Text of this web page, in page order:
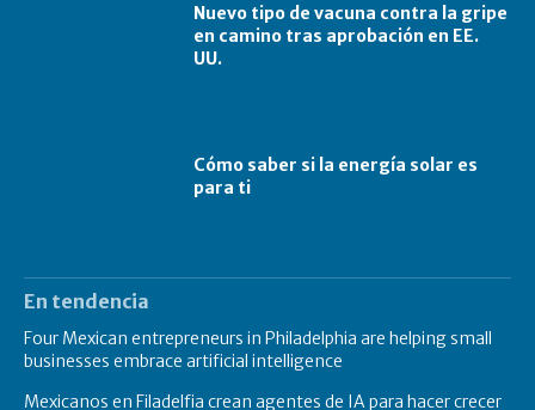
Nuevo tipo de vacuna contra la gripe
en camino tras aprobación en EE.
UU.
Cómo saber si la energía solar es
para ti
En tendencia
Four Mexican entrepreneurs in Philadelphia are helping small
businesses embrace artificial intelligence
Mexicanos en Filadelfia crean agentes de IA para hacer crecer